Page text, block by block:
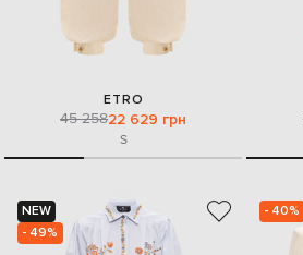
ETRO
45 25822 629 грн
S
NEW
- 49%
- 40%